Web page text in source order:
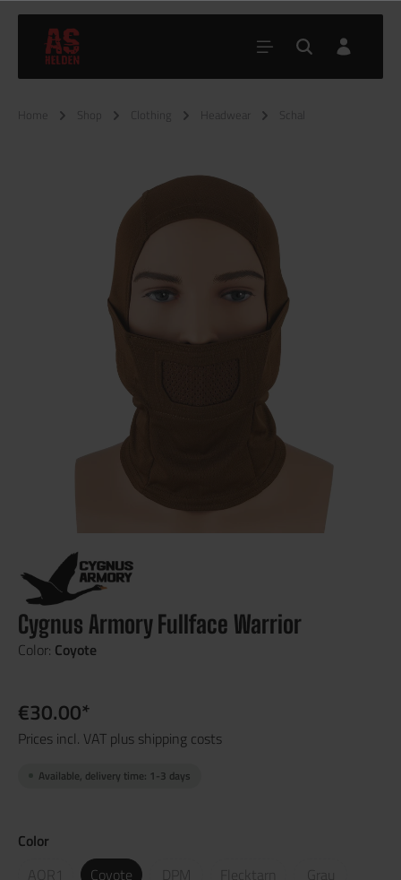
Home Shop Clothing Headwear Schal
Cygnus Armory Fullface Warrior
Color: Coyote
€30.00*
Prices incl. VAT plus shipping costs
Available, delivery time: 1-3 days
Color
AOR1
Coyote DPM
Grau